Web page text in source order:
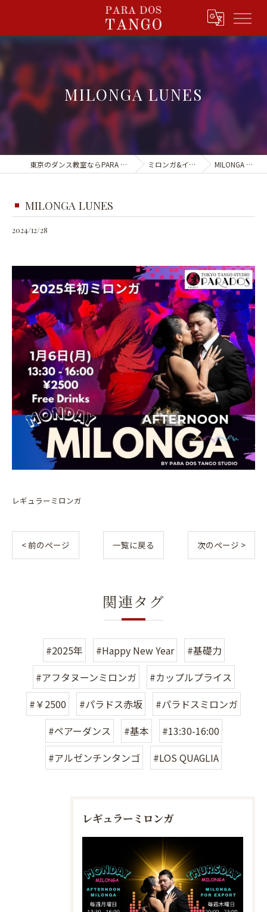
MILONGA LUNES
東京のダンス教室ならPARA DOS TANGO ミロンガ&イベント MILONGA LUNES
MILONGA LUNES
2024/12/28
レギュラーミロンガ
< 前のページ 一覧に戻る 次のページ >
関連タグ
#2025年 #Happy New Year
#基礎力
#アフタヌーンミロンガ
#カップルプライス
#￥2500
#パラドス赤坂
#パラドスミロンガ
#ペアーダンス
#基本
#13:30-16:00
#アルゼンチンタンゴ
#LOS QUAGLIA
レギュラーミロンガ